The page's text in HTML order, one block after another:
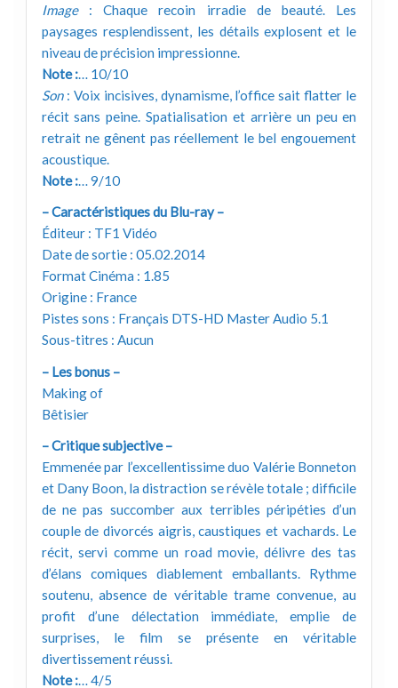
Image: Chaque recoin irradie de beauté. Les
paysages resplendissent, les détails explosent et le
niveau de précision impressionne.
Note :… 10/10
Son: Voix incisives, dynamisme, l’office sait flatter le
récit sans peine. Spatialisation et arrière un peu en
retrait ne gênent pas réellement le bel engouement
acoustique.
Note :… 9/10
– Caractéristiques du Blu-ray –
Éditeur : TF1 Vidéo
Date de sortie : 05.02.2014
Format Cinéma : 1.85
Origine : France
Pistes sons : Français DTS-HD Master Audio 5.1
Sous-titres : Aucun
– Les bonus –
Making of
Bêtisier
– Critique subjective –
Emmenée par l’excellentissime duo Valérie Bonneton
et Dany Boon, la distraction se révèle totale ; difficile
de ne pas succomber aux terribles péripéties d’un
couple de divorcés aigris, caustiques et vachards. Le
récit, servi comme un road movie, délivre des tas
d’élans comiques diablement emballants. Rythme
soutenu, absence de véritable trame convenue, au
profit d’une délectation immédiate, emplie de
surprises, le film se présente en véritable
divertissement réussi.
Note :… 4/5